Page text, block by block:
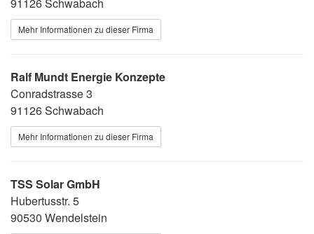
Mehr Informationen zu dieser Firma
Ralf Mundt Energie Konzepte
Conradstrasse 3
91126 Schwabach
Mehr Informationen zu dieser Firma
TSS Solar GmbH
Hubertusstr. 5
90530 Wendelstein